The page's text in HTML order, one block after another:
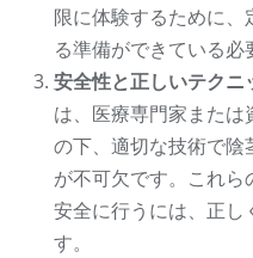
限に体験するために
る準備ができている必
安全性と正しいテクニ
は、医療専門家また
の下、適切な技術で陰
が不可欠です。これ
安全に行うには、正
す。